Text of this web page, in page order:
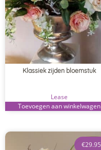
Klassiek zijden bloemstuk
Lease
Toevoegen aan winkelwagen
€29.95